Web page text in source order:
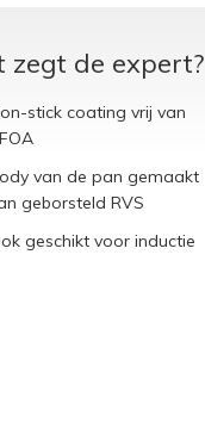
zegt de expert?
stick coating vrij van
van de pan gemaakt
geborsteld RVS
geschikt voor inductie